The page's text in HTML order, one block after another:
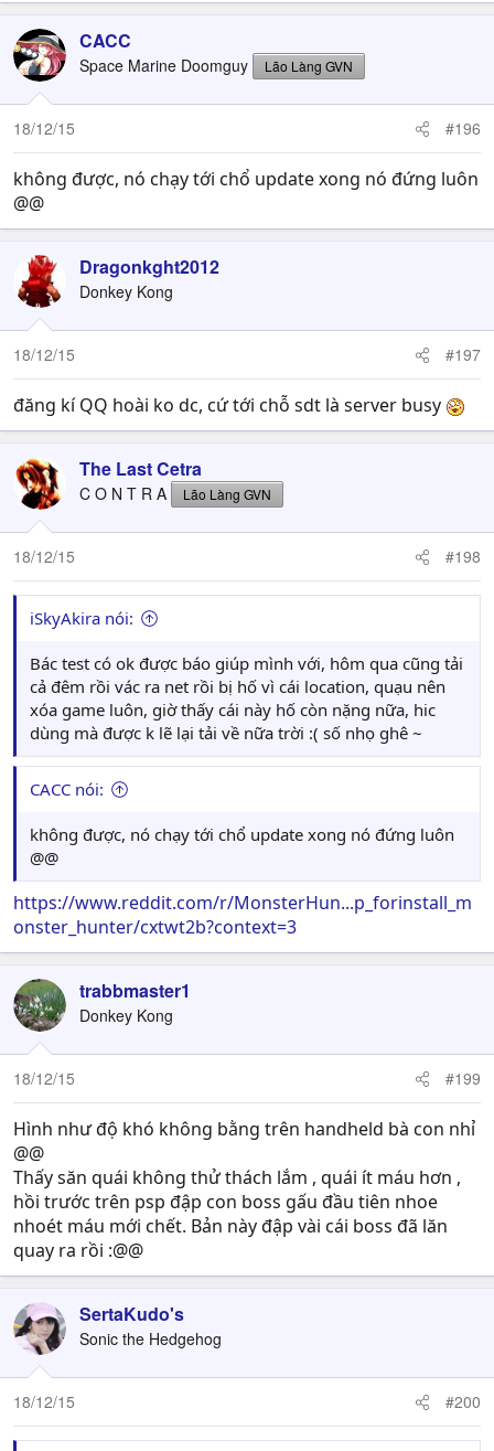
CACC
Space Marine Doomguy Lão Làng GVN
18/12/15 #196
không được, nó chạy tới chổ update xong nó đứng luôn
@@
Dragonkght2012
Donkey Kong
18/12/15 #197
đăng kí QQ hoài ko dc, cứ tới chỗ sdt là server busy
The Last Cetra
C O N T R A Lão Làng GVN
18/12/15 #198
iSkyAkira nói:
Bác test có ok được báo giúp mình với, hôm qua cũng tải
cả đêm rồi vác ra net rồi bị hố vì cái location, quạu nên
xóa game luôn, giờ thấy cái này hố còn nặng nữa, hic
dùng mà được k lẽ lại tải về nữa trời :( số nhọ ghê ~
CACC nói:
không được, nó chạy tới chổ update xong nó đứng luôn
@@
https://www.reddit.com/r/MonsterHun...p_forinstall_m
onster_hunter/cxtwt2b?context=3
trabbmaster1
Donkey Kong
18/12/15 #199
Hình như độ khó không bằng trên handheld bà con nhỉ
@@
Thấy săn quái không thử thách lắm , quái ít máu hơn ,
hồi trước trên psp đập con boss gấu đầu tiên nhoe
nhoét máu mới chết. Bản này đập vài cái boss đã lăn
quay ra rồi :@@
SertaKudo's
Sonic the Hedgehog
18/12/15 #200